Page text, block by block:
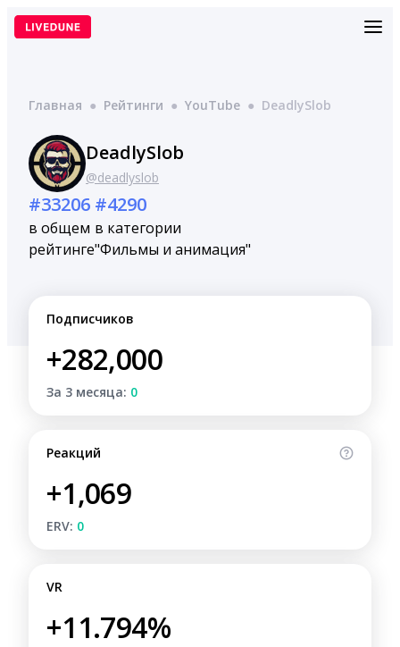
Перейти
Главная ● Рейтинги ● YouTube ● DeadlySlob
DeadlySlob
@deadlyslob
#33206
в общем
рейтинге
#4290
в категории
"Фильмы и анимация"
Подписчиков
+282,000
За 3 месяца: 0
Реакций
+1,069
ERV: 0
VR
+11.794%